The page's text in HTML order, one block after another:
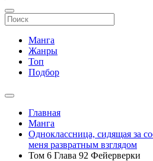
Манга
Жанры
Топ
Подбор
Главная
Манга
Одноклассница, сидящая за
меня развратным взглядом
Том 6 Глава 92 Фейерверки